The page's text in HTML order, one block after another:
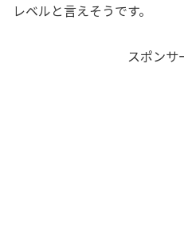
レベルと言えそうです。
スポンサ